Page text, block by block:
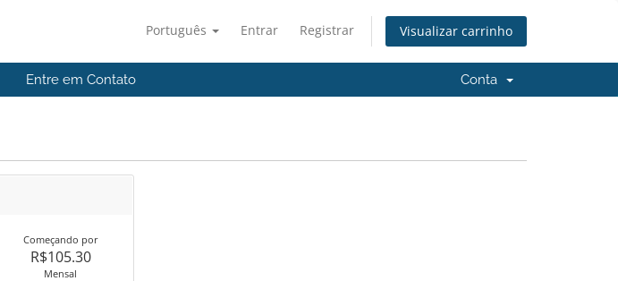
Português Entrar Registrar Visualizar carrinho
Entre em Contato Conta
Começando por
R$105.30
Mensal